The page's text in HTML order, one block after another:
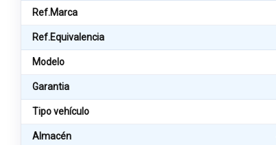
Ref.Marca
Ref.Equivalencia
Modelo
Garantia
Tipo vehículo
Almacén